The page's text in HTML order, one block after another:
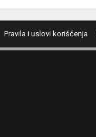
Pravila i uslovi korišćenja